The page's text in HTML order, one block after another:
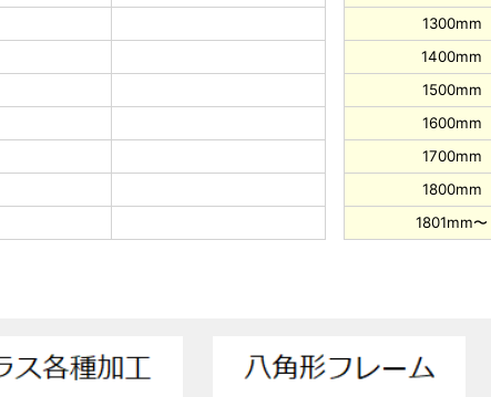
1300mm
1400mm
1500mm
1600mm
1700mm
1800mm
1801mm〜